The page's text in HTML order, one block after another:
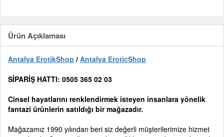
Ürün Açıklaması
Antalya ErotikShop / Antalya EroticShop
SİPARİŞ HATTI: 0505 365 02 03
Cinsel hayatlarını renklendirmek isteyen insanlara yönelik
fantazi ürünlerin satıldığı bir mağazadır.
Mağazamız 1990 yılından beri siz değerli müşterilerimize hizmet